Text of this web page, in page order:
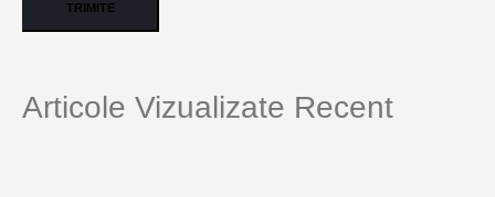
Articole Vizualizate Recent